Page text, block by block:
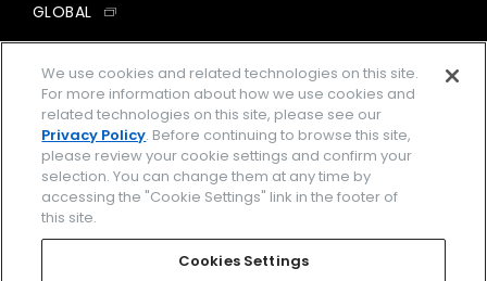
GLOBAL
facebookinstagramtwitter
企業情報 ご利用規約
プライバシーポリシー Cookies Settings
We use cookies and related technologies on this site.
For more information about how we use cookies and
related technologies on this site, please see our
Privacy Policy. Before continuing to browse this site,
please review your cookie settings and confirm your
selection. You can change them at any time by
accessing the "Cookie Settings" link in the footer of
this site.
Cookies Settings